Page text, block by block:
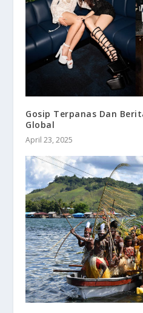
Gosip Terpanas Dan
Global
April 23, 2025